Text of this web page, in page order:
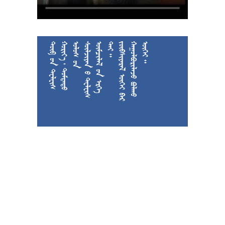

































































  






































 